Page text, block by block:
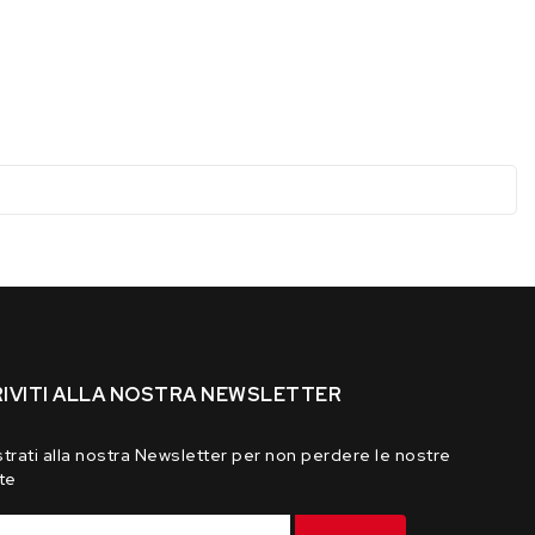
ALLA NOSTRA NEWSLETTER
alla nostra Newsletter per non perdere le nostre